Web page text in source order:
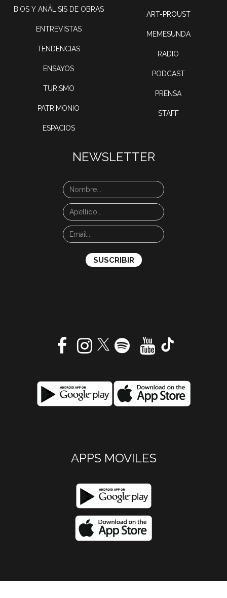
BIOS Y ANÁLISIS DE OBRAS
ENTREVISTAS
TENDENCIAS
ENSAYOS
TURISMO
PATRIMONIO
ESPACIOS
ART-PROUST
MEMESUNDA
RADIO
PODCAST
PRENSA
STAFF
NEWSLETTER
APPS MOVILES